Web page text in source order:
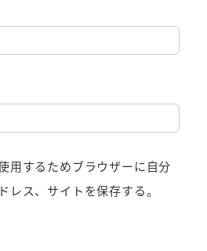
用するためブラウザーに自分
レス、サイトを保存する。